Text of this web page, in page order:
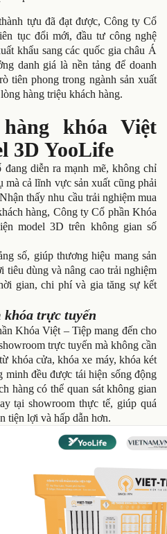
tựu đã đạt được, Công ty Cổ
tục đổi mới, đầu tư công nghệ
khẩu sang các quốc gia châu Á
danh giá là nền tảng để doanh
tiên phong trong ngành sản xuất
hàng triệu khách hàng.
khóa Việt
3D YooLife
diễn ra mạnh mẽ, không chỉ
mà cả lĩnh vực sản xuất cũng phải
thấy nhu cầu trải nghiệm mua
hàng, Công ty Cổ phần Khóa
model 3D trên không gian số
số, giúp thương hiệu mang sản
tiêu dùng và nâng cao trải nghiệm
gian, chi phí và gia tăng sự kết
khóa trực tuyến
Khóa Việt – Tiệp mang đến cho
trực tuyến mà không cần
khóa cửa, khóa xe máy, khóa két
minh đều được tái hiện sống động
hàng có thể quan sát không gian
tại showroom thực tế, giúp quá
tiện lợi và hấp dẫn hơn.